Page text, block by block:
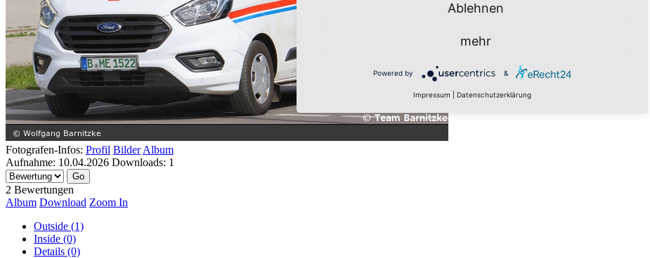
Fotografen-Infos: Profil Bilder Album
Aufnahme: 10.04.2026 Downloads: 1
2 Bewertungen
Album Download Zoom In
Outside (1)
Inside (0)
Details (0)
Ablehnen
mehr
Powered by &
Impressum Datenschutzerklärung